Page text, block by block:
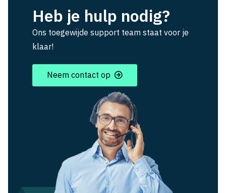
Heb je hulp nodig?
Ons toegewijde support team staat voor je
klaar!
Neem contact op